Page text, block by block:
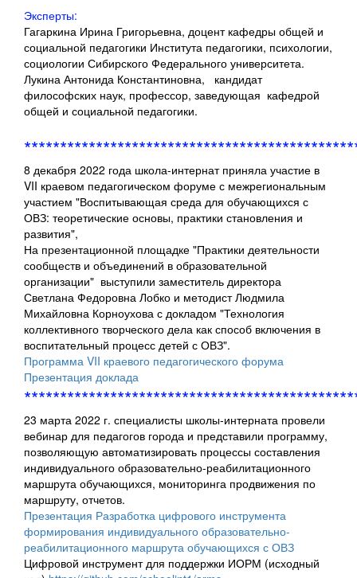
Эксперты:
Гагаркина Ирина Григорьевна, доцент кафедры общей и
социальной педагогики Института педагогики, психологии,
социологии Сибирского Федерального университета.
Лукина Антонида Константиновна, кандидат
философских наук, профессор, заведующая кафедрой
общей и социальной педагогики.
8 декабря 2022 года школа-интернат приняла участие в
VII краевом педагогическом форуме с межрегиональным
участием "Воспитывающая среда для обучающихся с
ОВЗ: теоретические основы, практики становления и
развития",
На презентационной площадке "Практики деятельности
сообществ и объединений в образовательной
организации" выступили заместитель директора
Светлана Федоровна Лобко и методист Людмила
Михайловна Корноухова с докладом "Технология
коллективного творческого дела как способ включения в
воспитательный процесс детей с ОВЗ".
Программа VII краевого педагогического форума
Презентация доклада
23 марта 2022 г. специалисты школы-интерната провели
вебинар для педагогов города и представили программу,
позволяющую автоматизировать процессы составления
индивидуального образовательно-реабилитационного
маршрута обучающихся, мониторинга продвижения по
маршруту, отчетов.
Презентация Разработка цифрового инструмента
формирования индивидуального образовательно-
реабилитационного маршрута обучающихся с ОВЗ
Цифровой инструмент для поддержки ИОРМ (исходный